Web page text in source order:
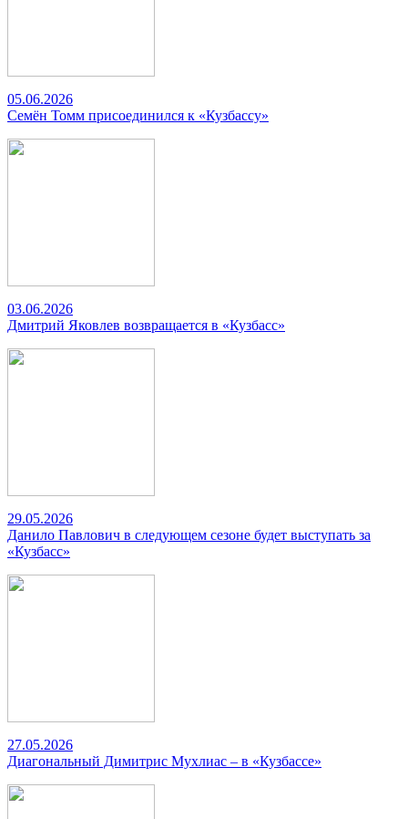
05.06.2026
Семён Томм присоединился к «Кузбассу»
03.06.2026
Дмитрий Яковлев возвращается в «Кузбасс»
29.05.2026
Данило Павлович в следующем сезоне будет выступать за
«Кузбасс»
27.05.2026
Диагональный Димитрис Мухлиас – в «Кузбассе»